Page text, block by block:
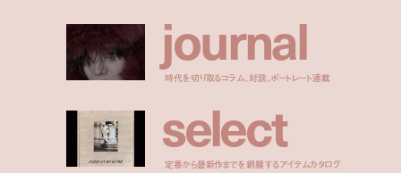
journal
時代を切り取るコラム、対談、ポートレート連載
select
定番から最新作までを網羅するアイテムカタログ